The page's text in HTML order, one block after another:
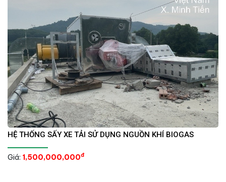
HỆ THỐNG SẤY XE TẢI SỬ DỤNG NGUỒN KHÍ BIOGAS
Giá: 1,500,000,000đ